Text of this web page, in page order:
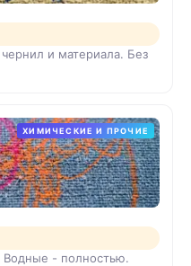
и материала. Без
ХИМИЧЕСКИЕ И ПРОЧИЕ
- полностью.